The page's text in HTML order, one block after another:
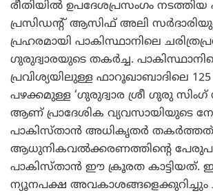
രീതിയിൽ ഉപദേശപ്രസംഗം
പ്രസിഡന്റ് ആസിഫ് അലി
പ്രഹരമായി പാകിസ്ഥാനിലെ
ഗുരുദ്വാരയുടെ തകർച്ച.
പ്രവിശ്യയിലുള്ള ഫാറൂഖാബാദിലെ
പഴക്കമുള്ള ‘ഗുരുദ്വാര ശ്രീ ഗുരു
ആണ് പ്രാദേശിക വ്യവസായിയുടെ
പാകിസ്താൻ അധികൃതർ
ആധുനികവൽക്കരണത്തിന്റെ
പാകിസ്താൻ ഈ ക്രൂരത കാട്ടിയത്.
ന്യൂനപക്ഷ അവകാശങ്ങളെക്കുറിച്ചും